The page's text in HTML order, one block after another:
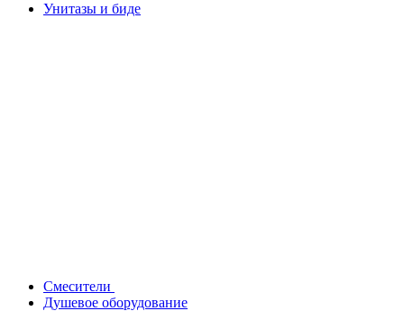
Унитазы и биде
Смесители
Душевое оборудование